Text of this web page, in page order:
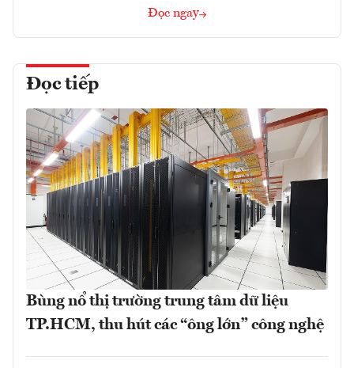
Đọc ngay
Đọc tiếp
Bùng nổ thị trường trung tâm dữ liệu
TP.HCM, thu hút các “ông lớn” công nghệ